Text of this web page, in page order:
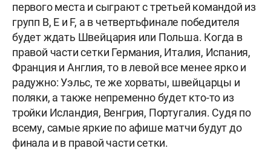
первого места и сыграют с третьей командой из
групп B, E и F, а в четвертьфинале победителя
будет ждать Швейцария или Польша. Когда в
правой части сетки Германия, Италия, Испания,
Франция и Англия, то в левой все менее ярко и
радужно: Уэльс, те же хорваты, швейцарцы и
поляки, а также непременно будет кто-то из
тройки Исландия, Венгрия, Португалия. Судя по
всему, самые яркие по афише матчи будут до
финала и в правой части сетки.